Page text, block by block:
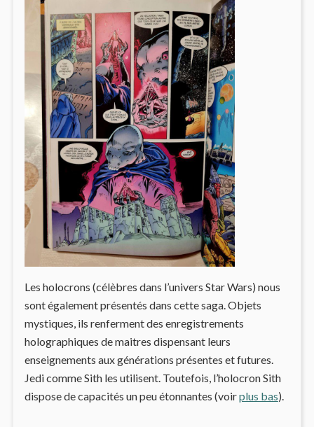
Les holocrons (célèbres dans l’univers Star Wars) nous
sont également présentés dans cette saga. Objets
mystiques, ils renferment des enregistrements
holographiques de maitres dispensant leurs
enseignements aux générations présentes et futures.
Jedi comme Sith les utilisent. Toutefois, l’holocron Sith
dispose de capacités un peu étonnantes (voirplus bas).